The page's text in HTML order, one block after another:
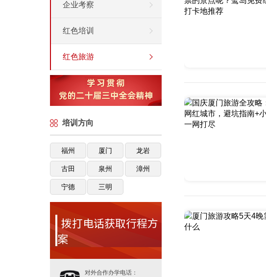
企业考察
红色培训
红色旅游
培训方向
福州 厦门 龙岩
古田 泉州 漳州
宁德 三明
拨打电话获取行程方
案
对外合作办学电话：